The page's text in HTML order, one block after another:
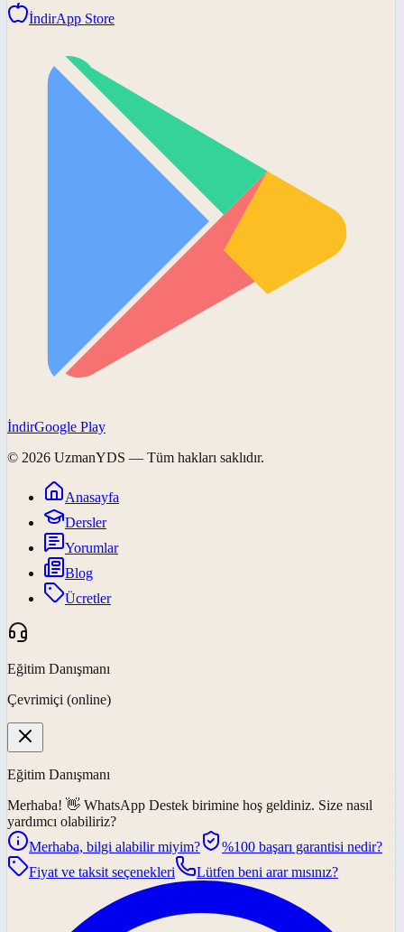
İndirApp Store
İndirGoogle Play
© 2026 UzmanYDS — Tüm hakları saklıdır.
Anasayfa
Dersler
Yorumlar
Blog
Ücretler
Eğitim Danışmanı
Çevrimiçi (online)
Eğitim Danışmanı
Merhaba! 👋 WhatsApp Destek birimine hoş geldiniz. Size nasıl
yardımcı olabiliriz?
Merhaba, bilgi alabilir miyim?
%100 başarı garantisi nedir?
Fiyat ve taksit seçenekleri
Lütfen beni arar mısınız?